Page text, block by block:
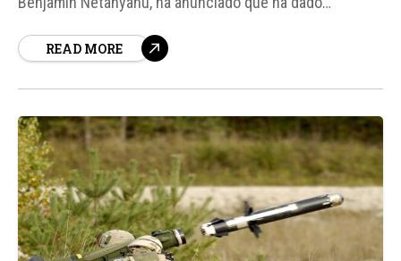
sobre la Franja de Gaza al 70%, lo que representa una
READ MORE